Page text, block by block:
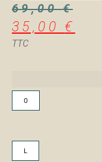
69,00€
35,00€
TTC
0
L